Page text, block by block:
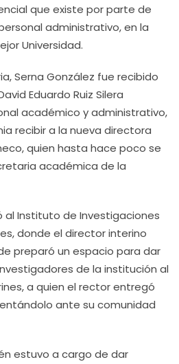
que existe por parte de
administrativo, en la
Universidad.
Serna González fue recibido
Eduardo Ruiz Silera
académico y administrativo,
recibir a la nueva directora
quien hasta hace poco se
académica de la
al Instituto de Investigaciones
donde el director interino
preparó un espacio para dar
de la institución al
a quien el rector entregó
ante su comunidad
estuvo a cargo de dar